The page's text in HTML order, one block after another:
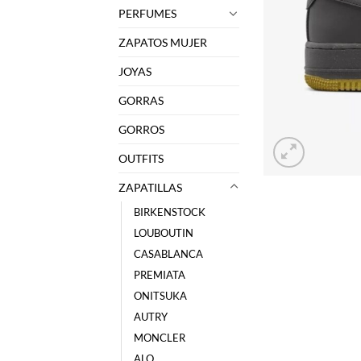
PERFUMES
ZAPATOS MUJER
JOYAS
GORRAS
GORROS
OUTFITS
ZAPATILLAS
BIRKENSTOCK
LOUBOUTIN
CASABLANCA
PREMIATA
ONITSUKA
AUTRY
MONCLER
ALO